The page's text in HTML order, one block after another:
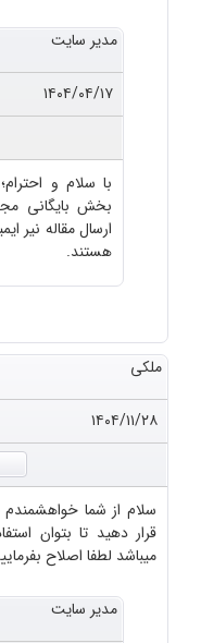
مدیر سایت
۱۴۰۴/۰۴/۱۷
با سلام و
بخش بایگانی
ارسال مقاله نیر
هستند.
ملکی
۱۴۰۴/۱۱/۲۸
قرار دهید تا بتوان
میباشد لطفا اصلاح
مدیر سایت